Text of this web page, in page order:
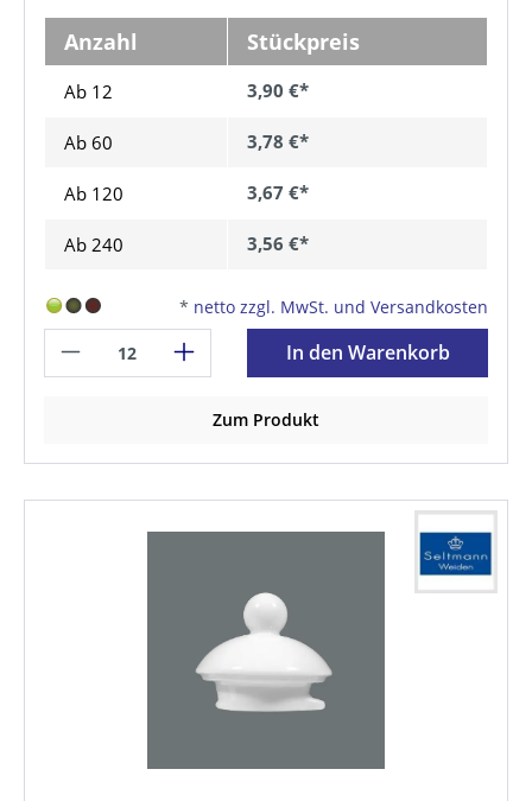
Anzahl Stückpreis
Ab 12 3,90 €*
Ab 60 3,78 €*
Ab 120 3,67 €*
Ab 240 3,56 €*
* netto zzgl. MwSt. und Versandkosten
In den Warenkorb
Zum Produkt